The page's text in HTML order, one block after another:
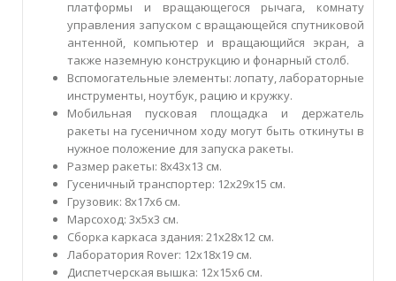
платформы и вращающегося рычага, комнату
управления запуском с вращающейся спутниковой
антенной, компьютер и вращающийся экран, а
также наземную конструкцию и фонарный столб.
Вспомогательные элементы: лопату, лабораторные
инструменты, ноутбук, рацию и кружку.
Мобильная пусковая площадка и держатель
ракеты на гусеничном ходу могут быть откинуты в
нужное положение для запуска ракеты.
Размер ракеты: 8х43х13 см.
Гусеничный транспортер: 12х29х15 см.
Грузовик: 8х17х6 см.
Марсоход: 3х5х3 см.
Сборка каркаса здания: 21х28х12 см.
Лаборатория Rover: 12х18х19 см.
Диспетчерская вышка: 12х15х6 см.